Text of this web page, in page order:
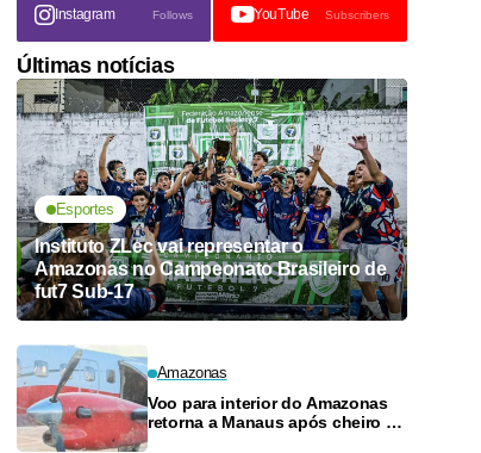
Instagram Follows YouTube Subscribers
Últimas notícias
Esportes
Instituto ZLec vai representar o
Amazonas no Campeonato Brasileiro de
fut7 Sub-17
Amazonas
Voo para interior do Amazonas
retorna a Manaus após cheiro de